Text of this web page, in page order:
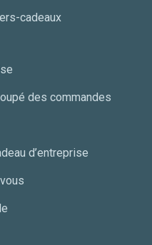
cadeaux
des commandes
d’entreprise